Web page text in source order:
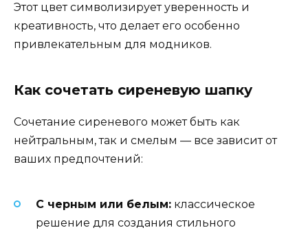
Этот цвет символизирует уверенность и
креативность, что делает его особенно
привлекательным для модников.
Как сочетать сиреневую шапку
Сочетание сиреневого может быть как
нейтральным, так и смелым — все зависит от
ваших предпочтений:
С черным или белым: классическое
решение для создания стильного